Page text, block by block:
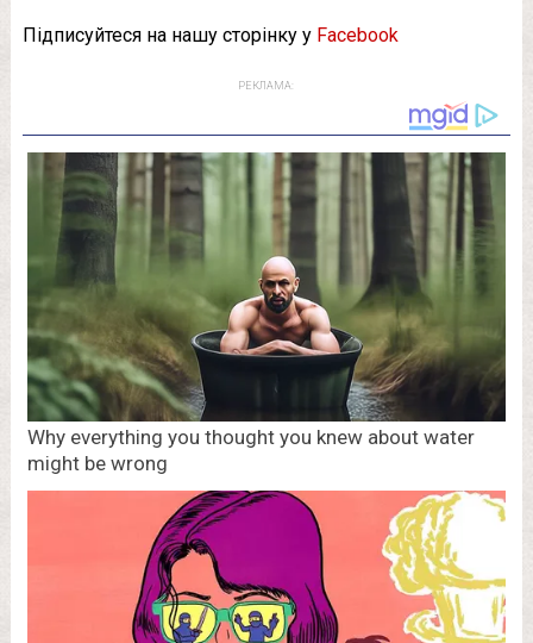
Підписуйтеся на нашу сторінку у Facebook
РЕКЛАМА: